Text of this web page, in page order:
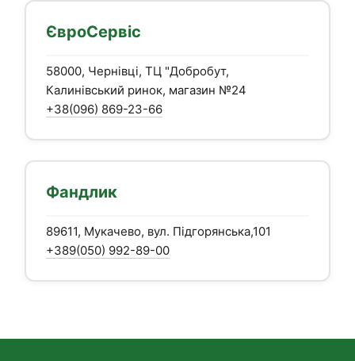
ЄвроСервіс
58000, Чернівці, ТЦ "Добробут,
Калинівський ринок, магазин №24
+38(096) 869-23-66
Фандлик
89611, Мукачево, вул. Підгорянська,101
+389(050) 992-89-00